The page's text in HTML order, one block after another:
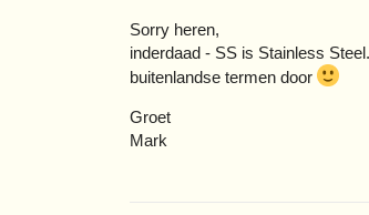
Sorry heren,
inderdaad - SS is Stainless
buitenlandse termen door
Groet
Mark